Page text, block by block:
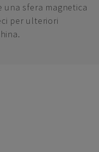
una sfera magnetica
per ulteriori